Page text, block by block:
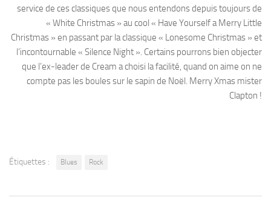
service de ces classiques que nous entendons depuis toujours de
« White Christmas » au cool « Have Yourself a Merry Little
Christmas » en passant par la classique « Lonesome Christmas » et
l’incontournable « Silence Night ». Certains pourrons bien objecter
que l’ex-leader de Cream a choisi la facilité, quand on aime on ne
compte pas les boules sur le sapin de Noël. Merry Xmas mister
Clapton !
Étiquettes : Blues Rock